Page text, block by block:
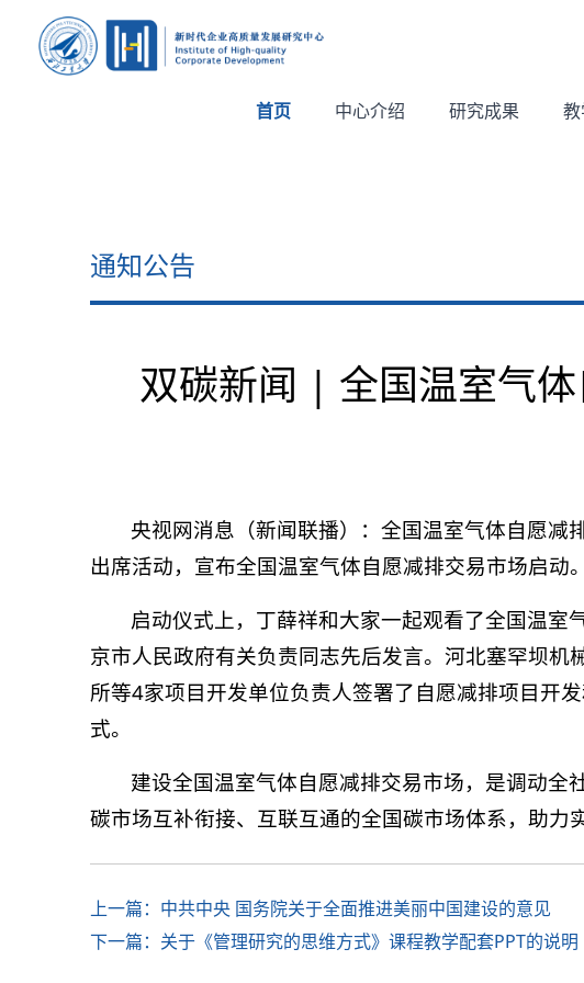
首页 中心介绍 研究成果
通知公告
双碳新闻 | 全国温室气
央视网消息 （新闻联播）：全国温室气体自愿
出席活动，宣布全国温室气体自愿减排交易市场启动。
启动仪式上，丁薛祥和大家一起观看了全国温
京市人民政府有关负责同志先后发言。河北塞罕坝
所等4家项目开发单位负责人签署了自愿减排项目开
式。
建设全国温室气体自愿减排交易市场，是调动
碳市场互补衔接、互联互通的全国碳市场体系，助力
上一篇：中共中央 国务院关于全面推进美丽中国建设的意见
下一篇：关于《管理研究的思维方式》课程教学配套PPT的说明